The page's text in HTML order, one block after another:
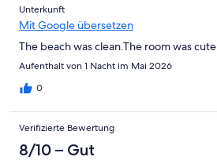
Unterkunft
Mit Google übersetzen
The beach was clean.The room was cute
Aufenthalt von 1 Nacht im Mai 2026
0
Verifizierte Bewertung
8/10 – Gut